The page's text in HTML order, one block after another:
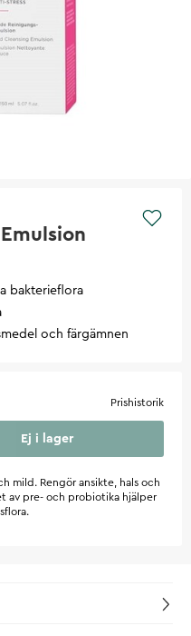
bakterieflora
och färgämnen
Prishistorik
Ej i lager
mild. Rengör ansikte, hals och
av pre- och probiotika hjälper